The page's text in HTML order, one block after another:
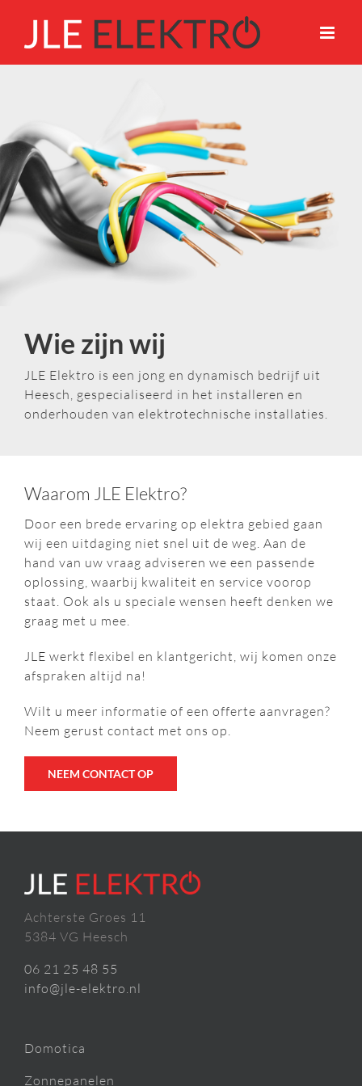
inhoud
Wie zijn wij
JLE Elektro is een jong en dynamisch bedrijf uit
Heesch, gespecialiseerd in het installeren en
onderhouden van elektrotechnische installaties.
Waarom JLE Elektro?
Door een brede ervaring op elektra gebied gaan
wij een uitdaging niet snel uit de weg. Aan de
hand van uw vraag adviseren we een passende
oplossing, waarbij kwaliteit en service voorop
staat. Ook als u speciale wensen heeft denken we
graag met u mee.
JLE werkt flexibel en klantgericht, wij komen onze
afspraken altijd na!
Wilt u meer informatie of een offerte aanvragen?
Neem gerust contact met ons op.
NEEM CONTACT OP
Achterste Groes 11
5384 VG Heesch
06 21 25 48 55
info@jle-elektro.nl
Domotica
Zonnepanelen